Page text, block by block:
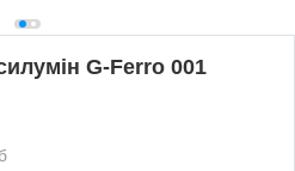
G-Ferro 001